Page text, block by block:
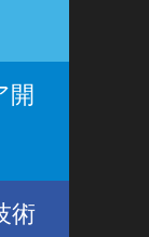
開
術